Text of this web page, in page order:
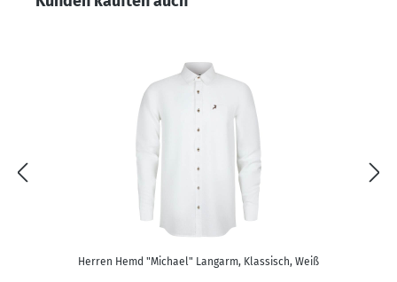
Herren Hemd "Michael" Langarm, Klassisch, Weiß